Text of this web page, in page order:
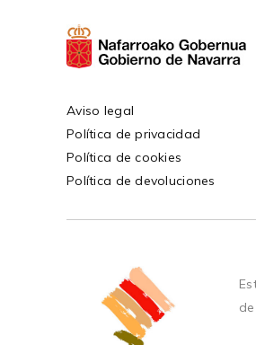
Aviso legal
Política de privacidad
Política de cookies
Política de devoluciones